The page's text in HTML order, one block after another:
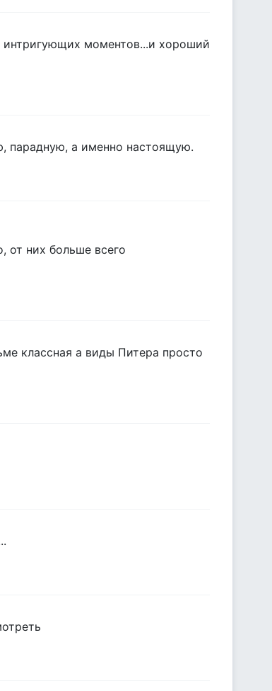
интригующих моментов...и хороший
парадную, а именно настоящую.
от них больше всего
классная а виды Питера просто